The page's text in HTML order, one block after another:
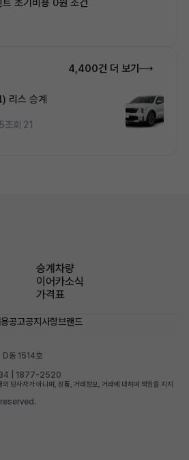
초기비용 0원 조건
4,400건 더 보기
리스 승계
조회 21
승계차량
이어카소식
가격표
공고공지사항브랜드
D동 1514호
| 1877-2520
당사자가 아니며, 상품, 거래정보, 거래에 대하여 책임을 지지